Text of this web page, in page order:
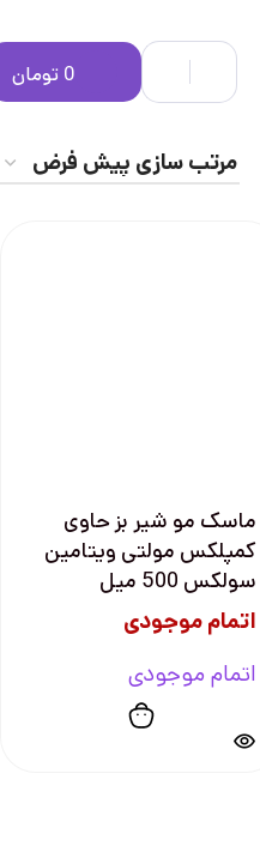
0 تومان
ماسک مو شیر بز حاوی
کمپلکس مولتی ویتامین
سولکس 500 میل
اتمام موجودی
اتمام موجودی